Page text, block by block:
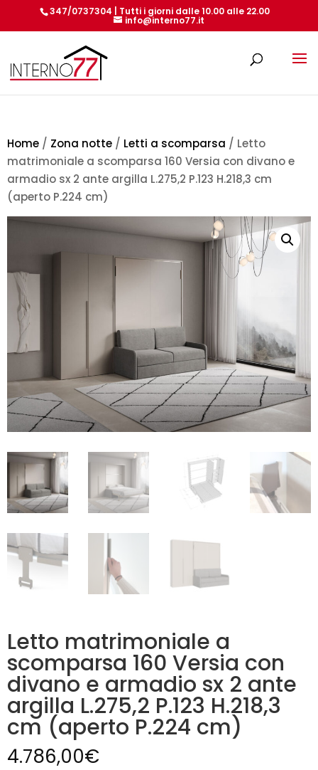
347/0737304 | Tutti i giorni dalle 10.00 alle 22.00
info@interno77.it
Home / Zona notte / Letti a scomparsa / Letto
matrimoniale a scomparsa 160 Versia con divano e
armadio sx 2 ante argilla L.275,2 P.123 H.218,3 cm
(aperto P.224 cm)
Letto matrimoniale a
scomparsa 160 Versia con
divano e armadio sx 2 ante
argilla L.275,2 P.123 H.218,3
cm (aperto P.224 cm)
4.786,00€